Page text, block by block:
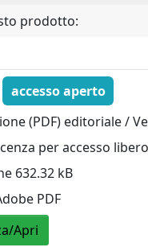
prodotto:
accesso aperto
(PDF) editoriale /
per accesso
632.32 kB
PDF
Apri